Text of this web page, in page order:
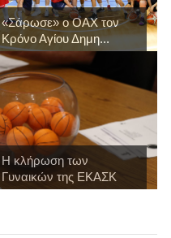
«Σάρωσε» ο ΟΑΧ τον
Κρόνο Αγίου Δημη...
Η κλήρωση των
Γυναικών της ΕΚΑΣΚ
γι...